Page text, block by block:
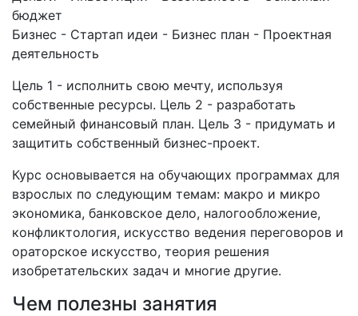
бюджет
Бизнес - Стартап идеи - Бизнес план - Проектная
деятельность
Цель 1 - исполнить свою мечту, используя
собственные ресурсы. Цель 2 - разработать
семейный финансовый план. Цель 3 - придумать и
защитить собственный бизнес-проект.
Курс основывается на обучающих программах для
взрослых по следующим темам: макро и микро
экономика, банковское дело, налогообложение,
конфликтология, искусство ведения переговоров и
ораторское искусство, теория решения
изобретательских задач и многие другие.
Чем полезны занятия